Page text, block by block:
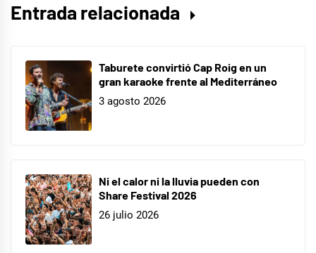
Entrada relacionada
Taburete convirtió Cap Roig en un
gran karaoke frente al Mediterráneo
3 agosto 2026
Ni el calor ni la lluvia pueden con
Share Festival 2026
26 julio 2026